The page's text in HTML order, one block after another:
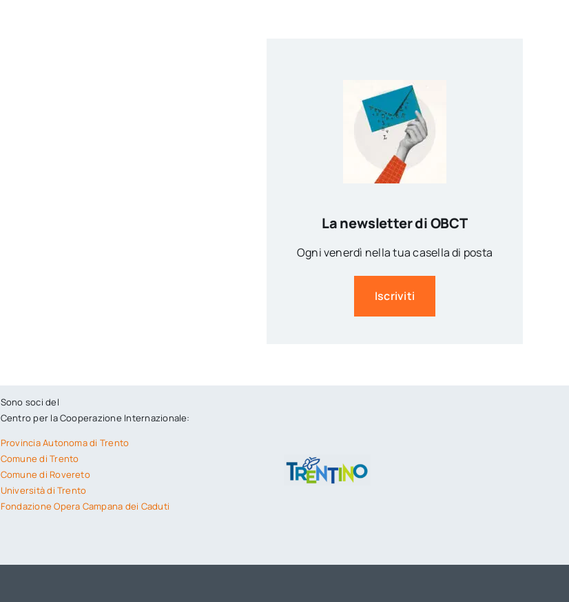
La newsletter di OBCT
Ogni venerdì nella tua casella di posta
Iscriviti
Sono soci del
Centro per la Cooperazione Internazionale:
Provincia Autonoma di Trento
Comune di Trento
Comune di Rovereto
Università di Trento
Fondazione Opera Campana dei Caduti